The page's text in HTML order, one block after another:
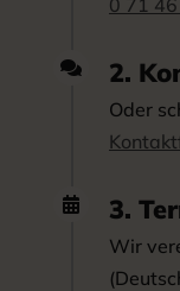
 2.
Oder
 3.
Wir